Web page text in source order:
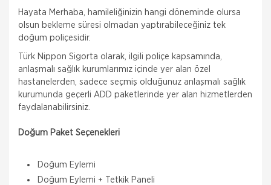
MÜŞTERI GIRIŞI
TEKLİF AL
Hayata Merhaba, hamileliğinizin hangi döneminde olursa
olsun bekleme süresi olmadan yaptırabileceğiniz tek
doğum poliçesidir.
Türk Nippon Sigorta olarak, ilgili poliçe kapsamında,
anlaşmalı sağlık kurumlarımız içinde yer alan özel
hastanelerden, sadece seçmiş olduğunuz anlaşmalı sağlık
kurumunda geçerli ADD paketlerinde yer alan hizmetlerden
faydalanabilirsiniz.
Doğum Paket Seçenekleri
Doğum Eylemi
Doğum Eylemi + Tetkik Paneli